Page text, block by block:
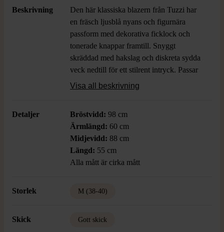
Beskrivning
Den här klassiska blazern från Tuzzi har
en fräsch ljusblå nyans och figurnära
passform med dekorativa ficklock och
tonerade knappar framtill. Snyggt
skräddad med hakslag och diskreta sydda
veck nedtill för ett stilrent intryck. Passar
lekfullt i garderoben för dig som vill ha en
Visa all beskrivning
Detaljer Bröstvidd: 98 cm
Ärmlängd: 60 cm
Midjevidd: 88 cm
Längd: 55 cm
Alla mått är cirka mått
Storlek M (38-40)
Skick Gott skick